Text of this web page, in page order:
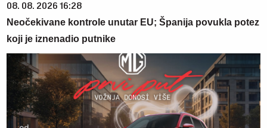
08. 08. 2026 16:28
Neočekivane kontrole unutar EU; Španija povukla potez
koji je iznenadio putnike